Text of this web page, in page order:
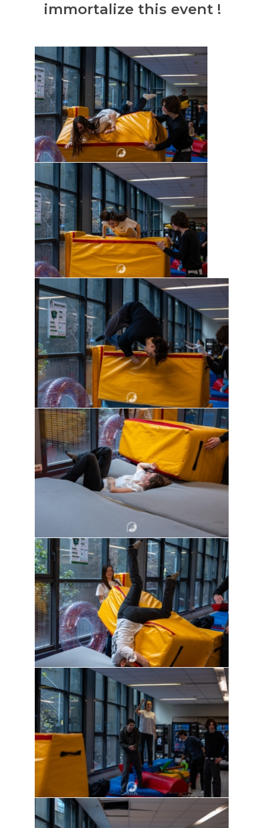
immortalize this event !